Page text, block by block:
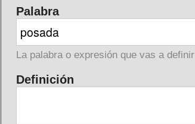
Palabra
La palabra o expresión que vas a definir
Definición